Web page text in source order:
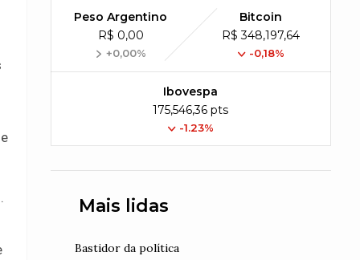
Peso Argentino
R$ 0,00
+0,00%
Bitcoin
R$ 348,197,64
-0,18%
Ibovespa
175,546,36 pts
-1.23%
Mais lidas
Bastidor da política